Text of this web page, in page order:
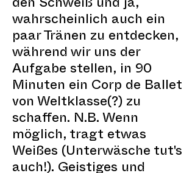
den Schweiß und ja,
wahrscheinlich auch ein
paar Tränen zu entdecken,
während wir uns der
Aufgabe stellen, in 90
Minuten ein Corp de Ballet
von Weltklasse(?) zu
schaffen. N.B. Wenn
möglich, tragt etwas
Weißes (Unterwäsche tut's
auch!). Geistiges und